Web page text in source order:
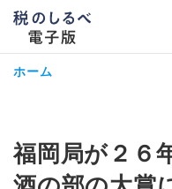
ホーム
福岡局が２６